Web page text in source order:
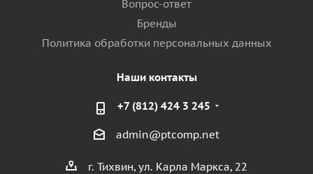
Вопрос-ответ
Бренды
Политика обработки персональных данных
Наши контакты
+7 (812) 424 3 245
admin@ptcomp.net
г. Тихвин, ул. Карла Маркса, 22